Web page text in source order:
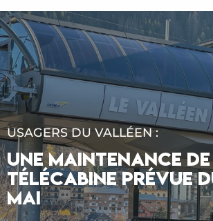
USAGERS DU VALLÉEN :
UNE MAINTENANCE
TÉLÉCABINE PRÉVUE
MAI